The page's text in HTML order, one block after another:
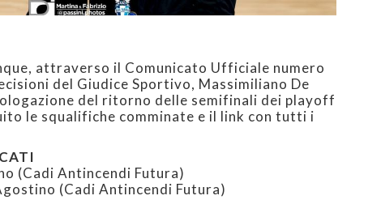
attraverso il Comunicato Ufficiale numero
del Giudice Sportivo, Massimiliano De
del ritorno delle semifinali dei playoff
le squalifiche comminate e il link con tutti i
(Cadi Antincendi Futura)
(Cadi Antincendi Futura)